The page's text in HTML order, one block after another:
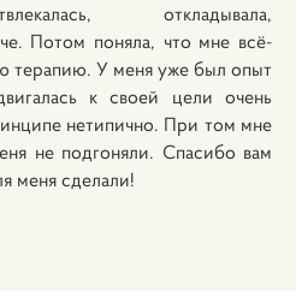
откладывала,
Потом поняла, что мне всё-
терапию. У меня уже был опыт
к своей цели очень
нетипично. При том мне
не подгоняли. Спасибо вам
меня сделали!